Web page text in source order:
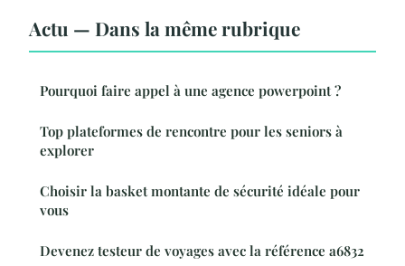
Actu — Dans la même rubrique
Pourquoi faire appel à une agence powerpoint ?
Top plateformes de rencontre pour les seniors à
explorer
Choisir la basket montante de sécurité idéale pour
vous
Devenez testeur de voyages avec la référence a6832